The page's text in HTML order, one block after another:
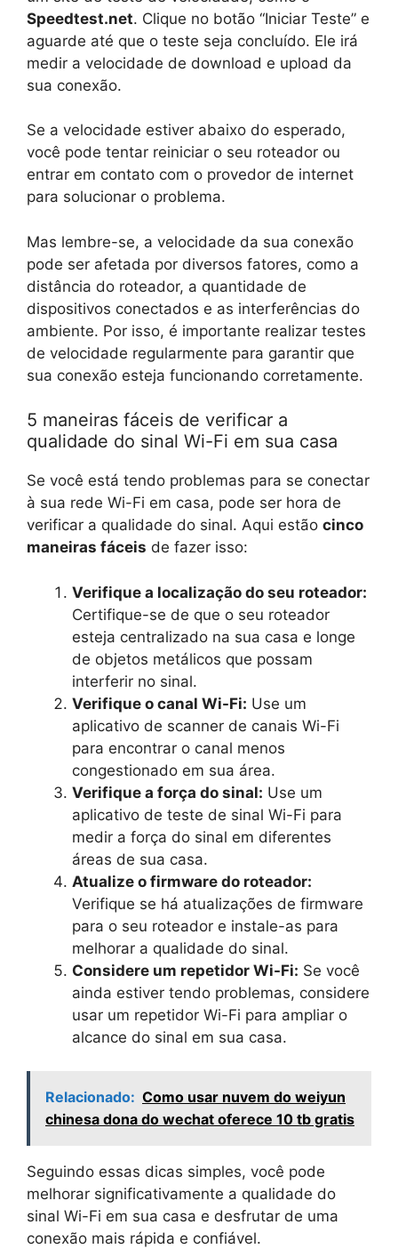
Speedtest.net. Clique no botão “Iniciar Teste” e
aguarde até que o teste seja concluído. Ele irá
medir a velocidade de download e upload da
sua conexão.
Se a velocidade estiver abaixo do esperado,
você pode tentar reiniciar o seu roteador ou
entrar em contato com o provedor de internet
para solucionar o problema.
Mas lembre-se, a velocidade da sua conexão
pode ser afetada por diversos fatores, como a
distância do roteador, a quantidade de
dispositivos conectados e as interferências do
ambiente. Por isso, é importante realizar testes
de velocidade regularmente para garantir que
sua conexão esteja funcionando corretamente.
5 maneiras fáceis de verificar a
qualidade do sinal Wi-Fi em sua casa
Se você está tendo problemas para se conectar
à sua rede Wi-Fi em casa, pode ser hora de
verificar a qualidade do sinal. Aqui estão cinco
maneiras fáceis de fazer isso:
Verifique a localização do seu roteador:
Certifique-se de que o seu roteador
esteja centralizado na sua casa e longe
de objetos metálicos que possam
interferir no sinal.
Verifique o canal Wi-Fi: Use um
aplicativo de scanner de canais Wi-Fi
para encontrar o canal menos
congestionado em sua área.
Verifique a força do sinal: Use um
aplicativo de teste de sinal Wi-Fi para
medir a força do sinal em diferentes
áreas de sua casa.
Atualize o firmware do roteador:
Verifique se há atualizações de firmware
para o seu roteador e instale-as para
melhorar a qualidade do sinal.
Considere um repetidor Wi-Fi: Se você
ainda estiver tendo problemas, considere
usar um repetidor Wi-Fi para ampliar o
alcance do sinal em sua casa.
Relacionado: Como usar nuvem do weiyun
chinesa dona do wechat oferece 10 tb gratis
Seguindo essas dicas simples, você pode
melhorar significativamente a qualidade do
sinal Wi-Fi em sua casa e desfrutar de uma
conexão mais rápida e confiável.